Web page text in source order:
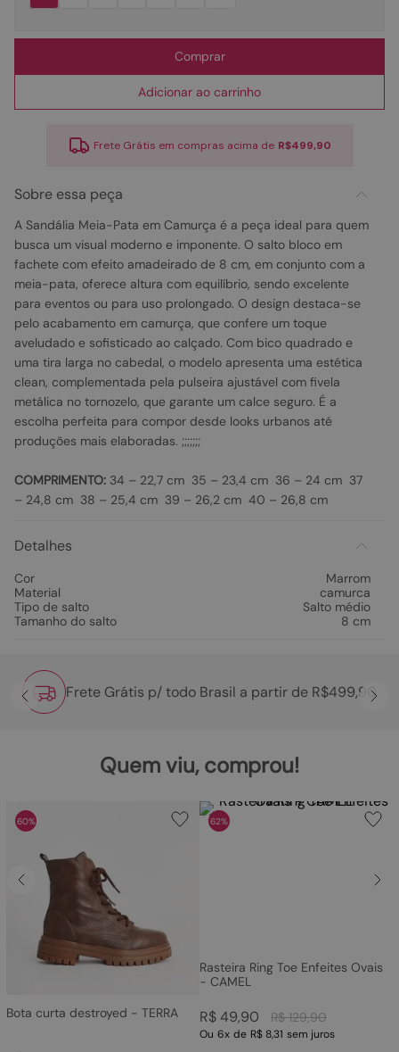
Comprar
Adicionar ao carrinho
Frete Grátis em compras acima de R$499,90
Sobre essa peça
A Sandália Meia-Pata em Camurça é a peça ideal para quem
busca um visual moderno e imponente. O salto bloco em
fachete com efeito amadeirado de 8 cm, em conjunto com a
meia-pata, oferece altura com equilíbrio, sendo excelente
para eventos ou para uso prolongado. O design destaca-se
pelo acabamento em camurça, que confere um toque
aveludado e sofisticado ao calçado. Com bico quadrado e
uma tira larga no cabedal, o modelo apresenta uma estética
clean, complementada pela pulseira ajustável com fivela
metálica no tornozelo, que garante um calce seguro. É a
escolha perfeita para compor desde looks urbanos até
produções mais elaboradas. ;;;;;;;
COMPRIMENTO: 34 – 22,7 cm 35 – 23,4 cm 36 – 24 cm 37
– 24,8 cm 38 – 25,4 cm 39 – 26,2 cm 40 – 26,8 cm
Detalhes
Cor
Marrom
Material
camurca
Tipo de salto
Salto médio
Tamanho do salto
8 cm
Frete Grátis p/ todo Brasil a partir de R$499,90
Quem viu, comprou!
60%
Bota curta destroyed - TERRA
62%
Rasteira Ring Toe Enfeites Ovais
- CAMEL
R$ 129,90
R$49,90
Ou 6x de R$ 8,31 sem juros